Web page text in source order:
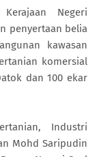
Negeri
penyertaan belia
kawasan
komersial
dan 100 ekar
Industri
Mohd Saripudin